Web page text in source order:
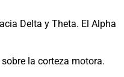
Delta y Theta. El Alpha
la corteza motora.